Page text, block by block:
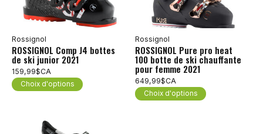
Rossignol
ROSSIGNOL Comp J4 bottes
de ski junior 2021
159,99$CA
Choix d'options
Rossignol
ROSSIGNOL Pure pro heat
100 botte de ski chauffante
pour femme 2021
649,99$CA
Choix d'options